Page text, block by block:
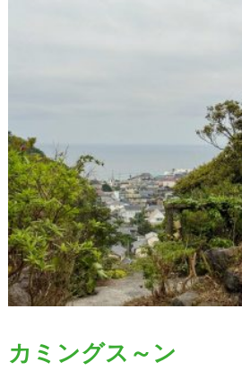
カミングス～ン